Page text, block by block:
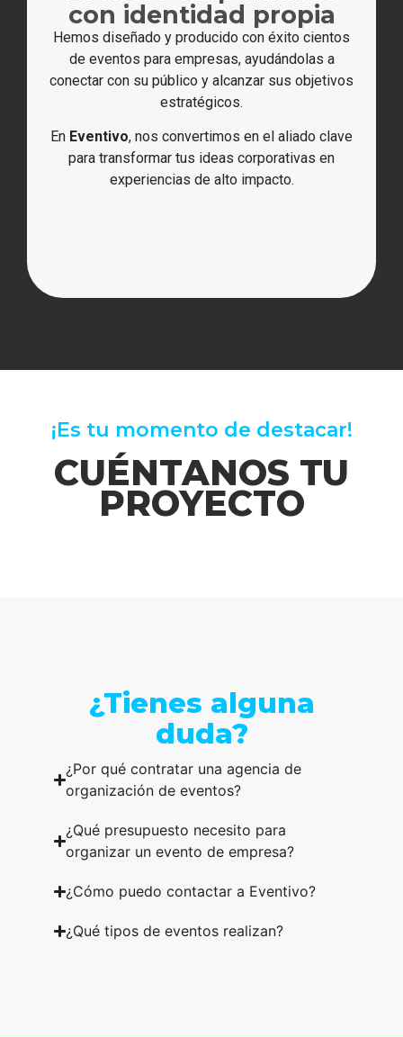
con identidad propia
Hemos diseñado y producido con éxito cientos
de eventos para empresas, ayudándolas a
conectar con su público y alcanzar sus objetivos
estratégicos.
En Eventivo, nos convertimos en el aliado clave
para transformar tus ideas corporativas en
experiencias de alto impacto.
¡Es tu momento de destacar!
CUÉNTANOS TU
PROYECTO
¿Tienes alguna
duda?
¿Por qué contratar una agencia de
organización de eventos?
¿Qué presupuesto necesito para
organizar un evento de empresa?
¿Cómo puedo contactar a Eventivo?
¿Qué tipos de eventos realizan?